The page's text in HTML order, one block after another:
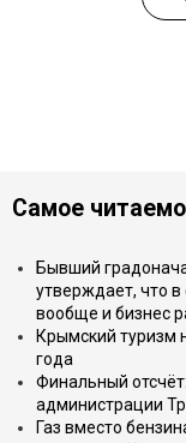
Самое
Бывший
утверждает, что
вообще и бизнес
Крымский туризм
года
Финальный
администрации
Газ вместо